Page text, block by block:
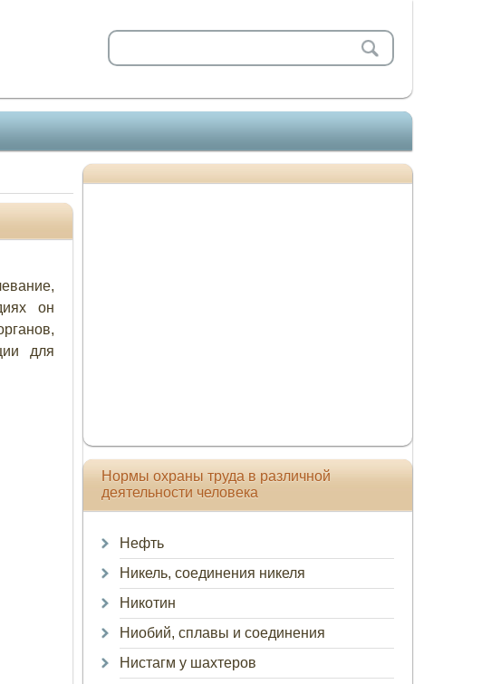
он
для
Нормы охраны труда в различной
деятельности человека
Нефть
Никель, соединения никеля
Никотин
Ниобий, сплавы и соединения
Нистагм у шахтеров